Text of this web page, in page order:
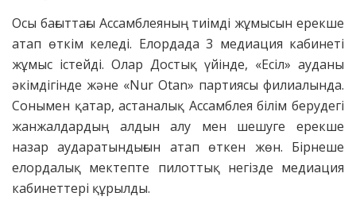
Осы бағыттағы Ассамблеяның тиімді жұмысын ерекше
атап өткім келеді. Елордада 3 медиация кабинеті
жұмыс істейді. Олар Достық үйінде, «Есіл» ауданы
әкімдігінде және «Nur Otan» партиясы филиалында.
Сонымен қатар, астаналық Ассамблея білім берудегі
жанжалдардың алдын алу мен шешуге ерекше
назар аударатындығын атап өткен жөн. Бірнеше
елордалық мектепте пилоттық негізде медиация
кабинеттері құрылды.